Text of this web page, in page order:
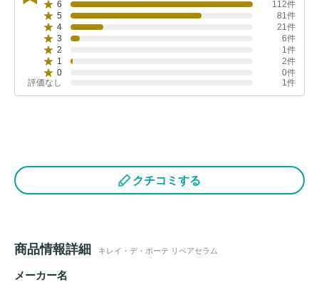
6
112件
5
81件
4
21件
3
6件
2
1件
1
2件
0
0件
評価なし
1件
クチコミする
商品情報詳細 キレイ・デ・ボーテ リペアセラム
メーカー名